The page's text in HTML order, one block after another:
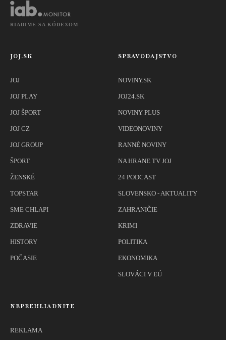
RIADIME SA KÓDEXOM
JOJ.SK
JOJ
JOJ PLAY
JOJ ŠPORT
JOJ CZ
JOJ GROUP
ŠPORT
ŽENSKÉ
TOPSTAR
SME CHLAPI
ZDRAVIE
HISTORY
POČASIE
SPRAVODAJSTVO
NOVINY.SK
JOJ24.SK
NOVINY PLUS
VIDEONOVINY
RANNÉ NOVINY
NA HRANE TV JOJ
24 PODCAST
SLOVENSKO - AKTUALITY
ZAHRANIČIE
KRIMI
POLITIKA
EKONOMIKA
SLOVÁCI V EÚ
NEPREHLIADNITE
REKLAMA